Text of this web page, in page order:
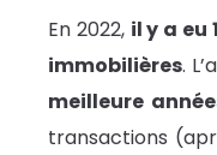
En 2022, il y a eu
immobilières.
meilleure
transactions